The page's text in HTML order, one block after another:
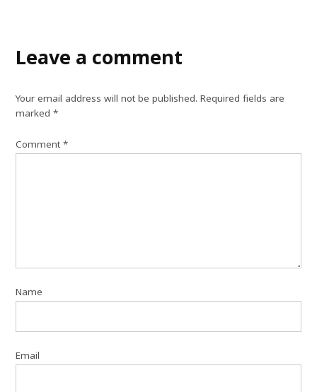
Leave a comment
Your email address will not be published. Required fields are
marked*
Comment*
Name
Email